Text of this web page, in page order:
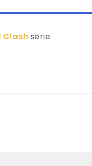
Clash serie.